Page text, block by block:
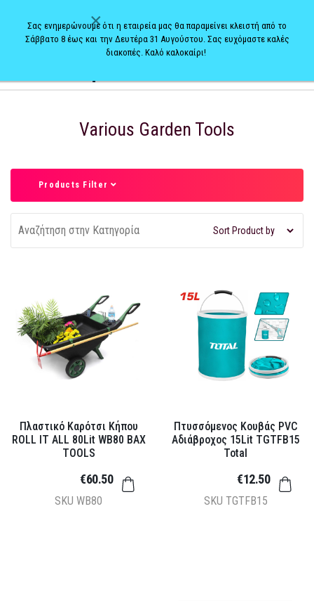
Various Garden Tools
Products Filter
Πλαστικό Καρότσι Κήπου
ROLL IT ALL 80Lit WB80 BAX
TOOLS
SKU WB80
€60.50
Πτυσσόμενος Κουβάς PVC
Αδιάβροχος 15Lit TGTFB15
Total
SKU TGTFB15
€12.50
×
Σας ενημερώνουμε ότι η εταιρεία μας θα παραμείνει κλειστή από το
Σάββατο 8 έως και την Δευτέρα 31 Αυγούστου. Σας ευχόμαστε καλές
διακοπές. Καλό καλοκαίρι!